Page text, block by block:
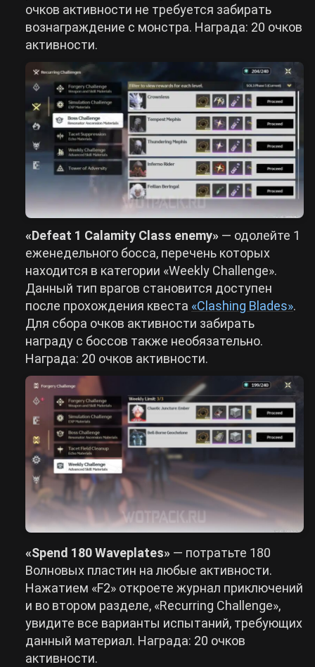
очков активности не требуется забирать
вознаграждение с монстра. Награда: 20 очков
активности.
«Defeat 1 Calamity Class enemy» — одолейте 1
еженедельного босса, перечень которых
находится в категории «Weekly Challenge».
Данный тип врагов становится доступен
после прохождения квеста «Clashing Blades».
Для сбора очков активности забирать
награду с боссов также необязательно.
Награда: 20 очков активности.
«Spend 180 Waveplates» — потратьте 180
Волновых пластин на любые активности.
Нажатием «F2» откроете журнал приключений
и во втором разделе, «Recurring Challenge»,
увидите все варианты испытаний, требующих
данный материал. Награда: 20 очков
активности.